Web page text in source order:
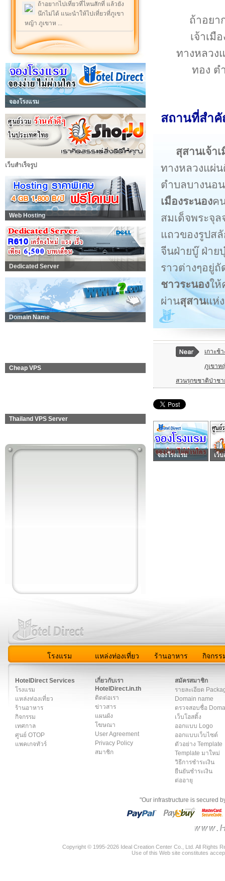
ถ้าอยากไปเที่ยวที่ไหนสักที่ แล้วยัง
นึกไม่ได้ แนะนำให้ไปเที่ยวที่ภูเขา
หญ้า ภูเขาห ...
จองโรงแรม
เว็บสำเร็จรูป
Web Hosting
Dedicated Server
Domain Name
Cheap VPS
Thailand VPS Server
ถ้าอยา
เจ้าเมื
ทางหลวง
ทอง ต
สถานที่สำคั
สุสานเจ้า
ทางหลวงแผ่
ตำบลบางนอ
เมืองระนองค
สมเด็จพระจุล
แถวของรูปส
จีนฝ่ายบู๊ ฝ่าย
ราวต่างๆอยู่
ชาวระนองให้
ผ่านสุสานแห่
เกาะช้
ภูเขาห
สวนรุกขชาติป่าชา
จองโรงแรม เว็
โรงแรม แหล่งท่องเที่ยว ร้านอาหาร กิจกรร
HotelDirect Services
โรงแรม
แหล่งท่องเที่ยว
ร้านอาหาร
กิจกรรม
เทศกาล
ศูนย์ OTOP
แพคเกจทัวร์
เกี่ยวกับเรา
HotelDirect.in.th
ติดต่อเรา
ข่าวสาร
แผนผัง
โฆษณา
User Agreement
Privacy Policy
สมาชิก
สมัครสมาชิก
รายละเอียด
Domain name
ตรวจสอบชื่อ
เว็บโฮสติ้ง
ออกแบบ Logo
ออกแบบเว็บไซต์
ตัวอย่าง Template
Template มาใหม่
วิธีการชำระเงิน
ยืนยันชำระเงิน
ต่ออายุ
"Our infrastructure is secured
Copyright © 1995-2026 Ideal Creation Center Co., Ltd. All Rights
Use of this Web site constitutes